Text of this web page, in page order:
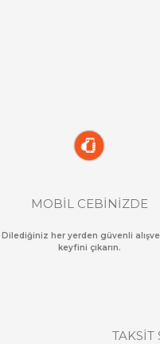
MOBİL CEBİNİZDE
Dilediğiniz her yerden güvenli
keyfini çıkarın.
TAKSİT